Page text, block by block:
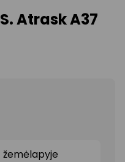
Atrask A37
žemėlapyje